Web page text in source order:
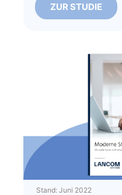
ZUR STUDIE
Stand: Juni 2022